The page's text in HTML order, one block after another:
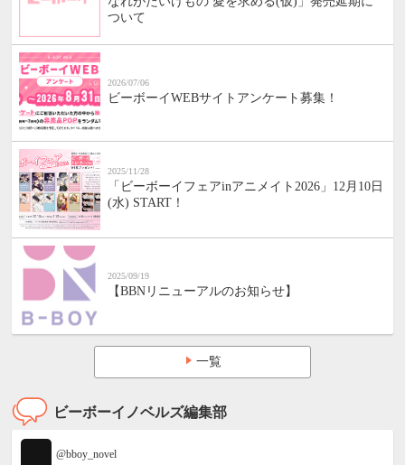
ついて
2026/07/06
ビーボーイWEBサイトアンケート募集！
2025/11/28
「ビーボーイフェアinアニメイト2026」12月10日
(水) START！
2025/09/19
【BBNリニューアルのお知らせ】
一覧
ビーボーイノベルズ編集部
@bboy_novel